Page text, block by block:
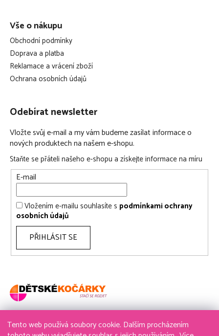
Tento web používá soubory cookie. Dalším procházením
Vše o nákupu
Obchodní podmínky
Doprava a platba
Reklamace a vrácení zboží
Ochrana osobních údajů
Odebírat newsletter
Vložte svůj e-mail a my vám budeme zasílat informace o
nových produktech na našem e-shopu.
Staňte se přáteli našeho e-shopu a získejte informace na míru
E-mail
Vložením e-mailu souhlasíte s podmínkami ochrany
osobních údajů
PŘIHLÁSIT SE
736 611 204